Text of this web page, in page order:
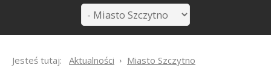
Jesteś tutaj: Aktualności Miasto Szczytno